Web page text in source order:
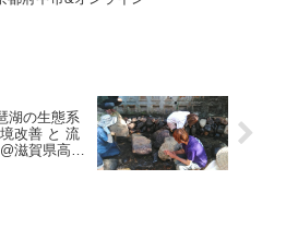
湖の生態系
改善 と 流
滋賀県高島